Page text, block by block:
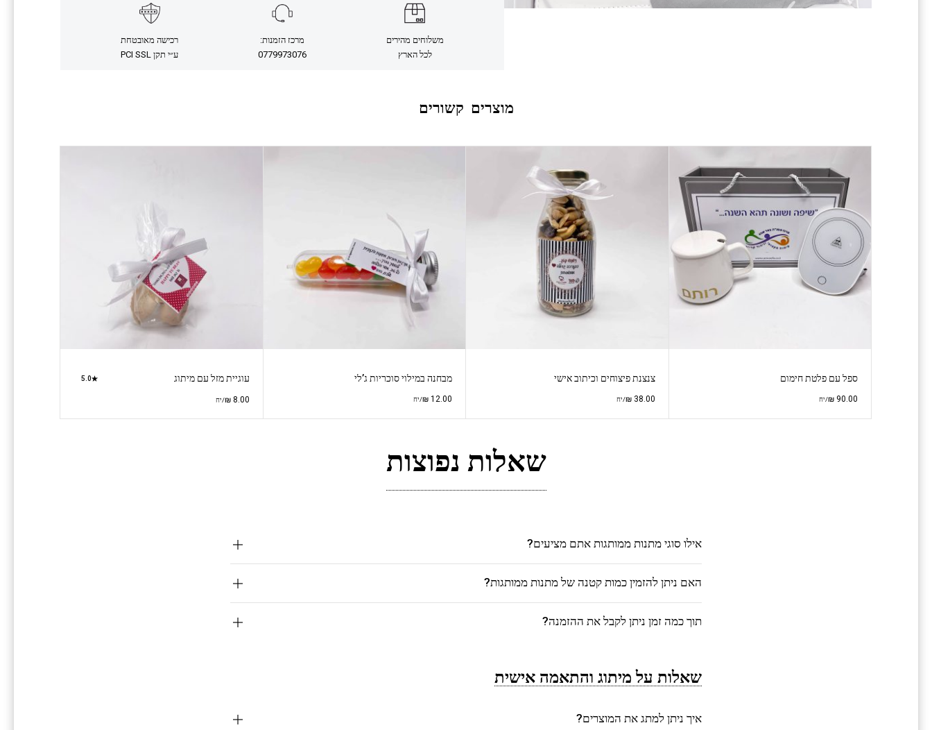
משלוחים מהירים
לכל הארץ
מרכז הזמנות:
0779973076
רכישה מאובטחת
ע״י תקן PCI SSL
מוצרים קשורים
ספל עם פלטת חימום
₪ 90.00 /יח
צנצנת פיצוחים וכיתוב אישי
₪38.00 /יח
מבחנה במילוי סוכריות ג’לי
₪ 12.00 /יח
עוגיית מזל עם מיתוג 5.0
₪8.00 /יח
שאלות נפוצות
אילו סוגי מתנות ממותגות אתם מציעים?
האם ניתן להזמין כמות קטנה של מתנות ממותגות?
תוך כמה זמן ניתן לקבל את ההזמנה?
שאלות על מיתוג והתאמה אישית
איך ניתן למתג את המוצרים?